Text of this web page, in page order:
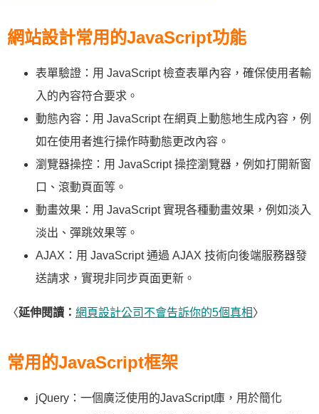
網站設計常用的JavaScript功能
表單驗證：用 JavaScript 檢查表單內容，確保使用者輸
入的內容符合要求。
動態內容：用 JavaScript 在網頁上動態地生成內容，例
如在使用者進行操作時動態更改內容。
瀏覽器操控：用 JavaScript 操控瀏覽器，例如打開新窗
口、滾動頁面等。
動畫效果：用 JavaScript 實現各種動畫效果，例如淡入
淡出、彈跳效果等。
AJAX：用 JavaScript 通過 AJAX 技術向後端服務器發
送請求，實現非同步頁面更新。
〈延伸閱讀： 網頁設計公司不會告訴你的5個真相〉
常用的JavaScript框架
jQuery：一個廣泛使用的JavaScript庫，用於簡化